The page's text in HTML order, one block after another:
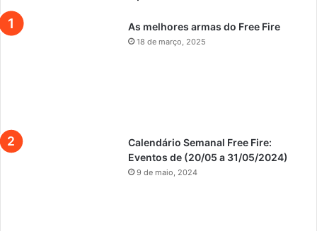
As melhores armas do Free Fire
18 de março, 2025
Calendário Semanal Free Fire:
Eventos de (20/05 a 31/05/2024)
9 de maio, 2024